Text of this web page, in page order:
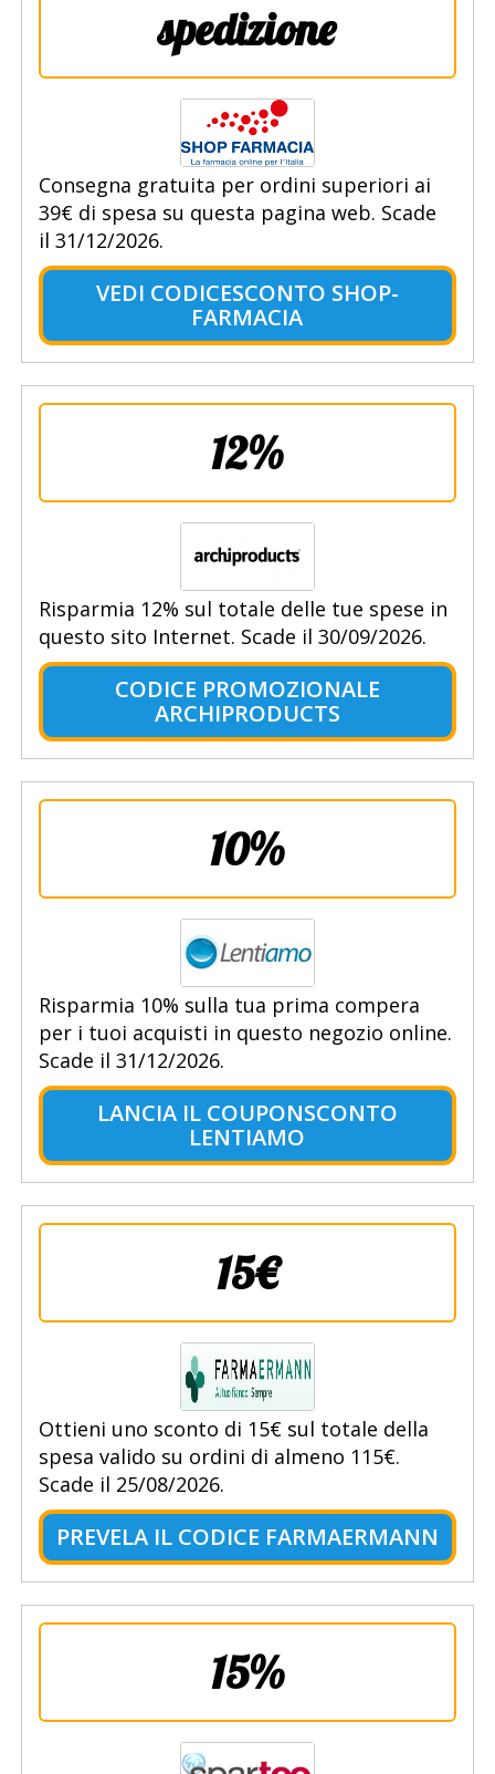
spedizione
Consegna gratuita per ordini superiori ai
39€ di spesa su questa pagina web. Scade
il 31/12/2026.
VEDI CODICESCONTO SHOP-
FARMACIA
12%
Risparmia 12% sul totale delle tue spese in
questo sito Internet. Scade il 30/09/2026.
CODICE PROMOZIONALE
ARCHIPRODUCTS
10%
Risparmia 10% sulla tua prima compera
per i tuoi acquisti in questo negozio online.
Scade il 31/12/2026.
LANCIA IL COUPONSCONTO
LENTIAMO
15€
Ottieni uno sconto di 15€ sul totale della
spesa valido su ordini di almeno 115€.
Scade il 25/08/2026.
PREVELA IL CODICE FARMAERMANN
15%